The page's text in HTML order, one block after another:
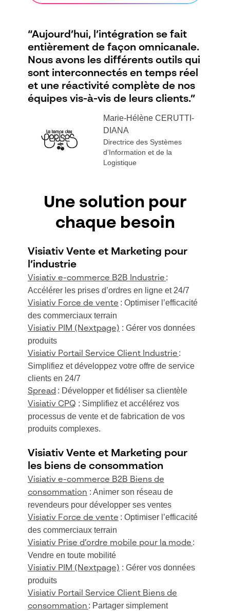
“Aujourd’hui, l’intégration se fait
entièrement de façon omnicanale.
Nous avons les différents outils qui
sont interconnectés en temps réel
et une réactivité complète de nos
équipes vis-à-vis de leurs clients.”
Marie-Hélène CERUTTI-
DIANA
Directrice des Systèmes
d’Information et de la
Logistique
Une solution pour
chaque besoin
Visiativ Vente et Marketing pour
l’industrie
Visiativ e-commerce B2B Industrie :
Accélérer les prises d’ordres en ligne et 24/7
Visiativ Force de vente : Optimiser l’efficacité
des commerciaux terrain
Visiativ PIM (Nextpage) : Gérer vos données
produits
Visiativ Portail Service Client Industrie :
Simplifiez et développez votre offre de service
clients en 24/7
Spread : Développer et fidéliser sa clientèle
Visiativ CPQ : Simplifiez et accélérez vos
processus de vente et de fabrication de vos
produits complexes.
Visiativ Vente et Marketing pour
les biens de consommation
Visiativ e-commerce B2B Biens de
consommation : Animer son réseau de
revendeurs pour développer ses ventes
Visiativ Force de vente : Optimiser l’efficacité
des commerciaux terrain
Visiativ Prise d’ordre mobile pour la mode :
Vendre en toute mobilité
Visiativ PIM (Nextpage) : Gérer vos données
produits
Visiativ Portail Service Client Biens de
consommation : Partager simplement